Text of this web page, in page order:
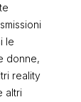
le
donne,
reality
altri